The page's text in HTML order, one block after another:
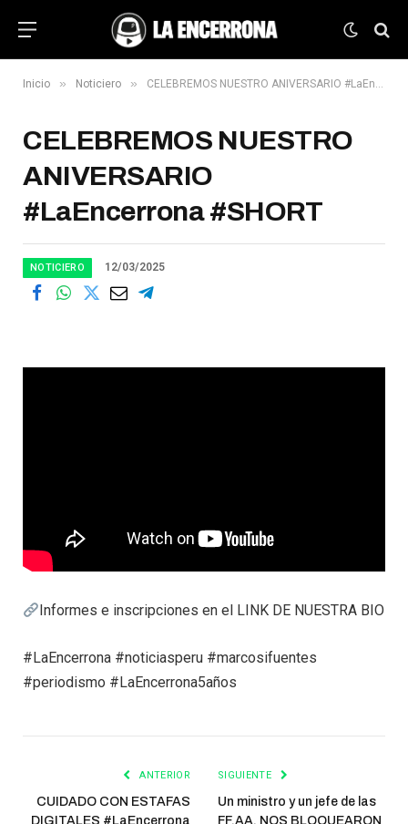
Inicio » Noticiero » CELEBREMOS NUESTRO ANIVERSARIO #LaEncerrona #SHORT
CELEBREMOS NUESTRO
ANIVERSARIO
#LaEncerrona #SHORT
NOTICIERO 12/03/2025
Informes e inscripciones en el LINK DE NUESTRA BIO
#LaEncerrona #noticiasperu #marcosifuentes
#periodismo #LaEncerrona5años
ANTERIOR
CUIDADO CON ESTAFAS
DIGITALES #LaEncerrona
SIGUIENTE
Un ministro y un jefe de las
FF.AA. NOS BLOQUEARON